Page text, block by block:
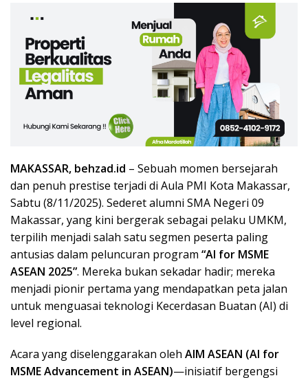
MAKASSAR, behzad.id – Sebuah momen bersejarah
dan penuh prestise terjadi di Aula PMI Kota Makassar,
Sabtu (8/11/2025). Sederet alumni SMA Negeri 09
Makassar, yang kini bergerak sebagai pelaku UMKM,
terpilih menjadi salah satu segmen peserta paling
antusias dalam peluncuran program “AI for MSME
ASEAN 2025”. Mereka bukan sekadar hadir; mereka
menjadi pionir pertama yang mendapatkan peta jalan
untuk menguasai teknologi Kecerdasan Buatan (AI) di
level regional.
Acara yang diselenggarakan oleh AIM ASEAN (AI for
MSME Advancement in ASEAN)—inisiatif bergengsi